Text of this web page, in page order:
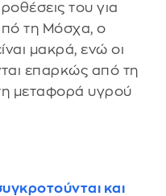
του για
τη Μόσχα, ο
μακρά, ενώ οι
επαρκώς από τη
μεταφορά υγρού
και